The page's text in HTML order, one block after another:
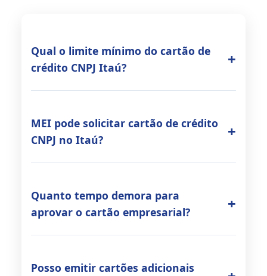
Qual o limite mínimo do cartão de
crédito CNPJ Itaú?
MEI pode solicitar cartão de crédito
CNPJ no Itaú?
Quanto tempo demora para
aprovar o cartão empresarial?
Posso emitir cartões adicionais